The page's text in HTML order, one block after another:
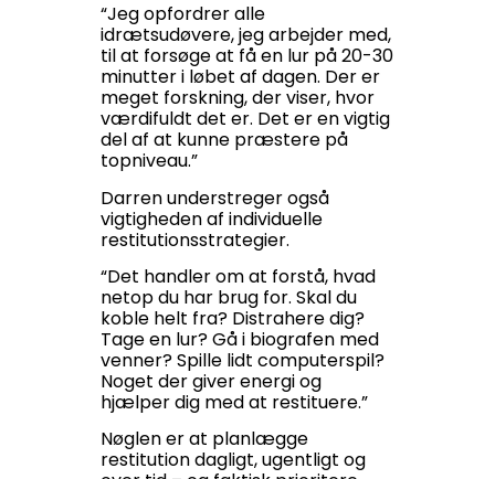
“Jeg opfordrer alle
idrætsudøvere, jeg arbejder med,
til at forsøge at få en lur på 20-30
minutter i løbet af dagen. Der er
meget forskning, der viser, hvor
værdifuldt det er. Det er en vigtig
del af at kunne præstere på
topniveau.”
Darren understreger også
vigtigheden af individuelle
restitutionsstrategier.
“Det handler om at forstå, hvad
netop du har brug for. Skal du
koble helt fra? Distrahere dig?
Tage en lur? Gå i biografen med
venner? Spille lidt computerspil?
Noget der giver energi og
hjælper dig med at restituere.”
Nøglen er at planlægge
restitution dagligt, ugentligt og